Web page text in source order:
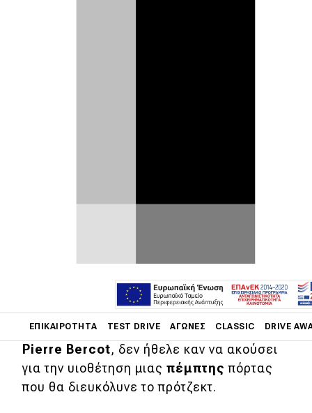
ΕΠΙΚΑΙΡΌΤΗΤΑ TEST DRIVE ΑΓΏΝΕΣ CLASSIC DRIVE
Main navigation
Επικαιρότητα
ένα αυτοκίνητο που δεν θα ξεπερνούσε τα
τέσσεραμέτρα. Και τα πράγματα γίνονταν
ακόμη δυσκολότερα, καθώς το αφεντικό, ο
Pierre Bercot, δεν ήθελε καν να ακούσει
για την υιοθέτηση μιας πέμπτης πόρτας
που θα διευκόλυνε το πρότζεκτ.